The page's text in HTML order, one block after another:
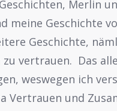
Merlin
meine Geschichte
Geschichte,
vertrauen. Das
weswegen ich
Vertrauen und